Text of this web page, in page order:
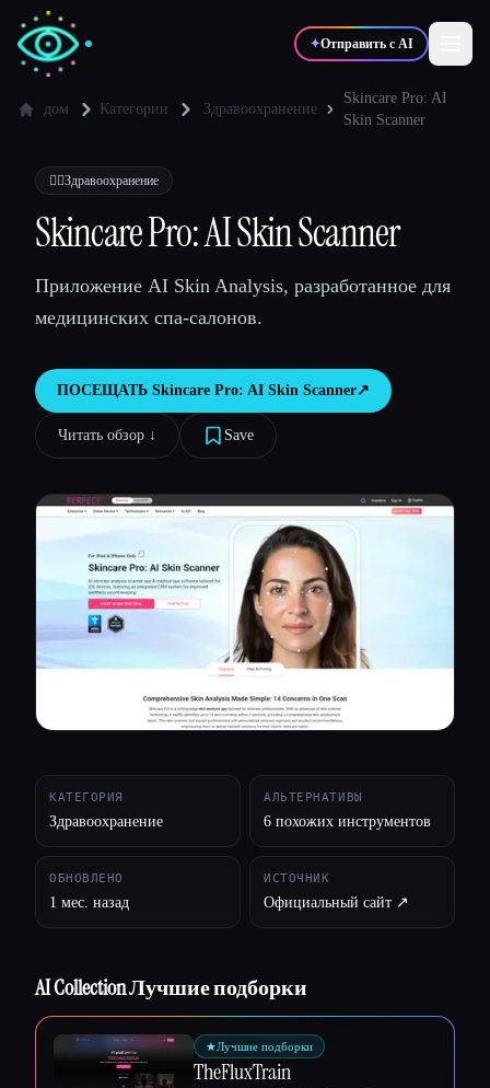
✦Отправить с AI
💻 Разработчики 📈 Маркетологи
🎓Студенты
Блог
Все категории
О нас
дом Категории Здравоохранение
Skincare Pro: AI
Skin Scanner
👩‍⚕️Здравоохранение
Skincare Pro: AI Skin Scanner
Приложение AI Skin Analysis, разработанное для
медицинских спа-салонов.
ПОСЕЩАТЬ Skincare Pro: AI Skin Scanner↗︎
Читать обзор ↓︎ Save
КАТЕГОРИЯ
Здравоохранение
АЛЬТЕРНАТИВЫ
6 похожих инструментов
ОБНОВЛЕНО
1 мес. назад
ИСТОЧНИК
Официальный сайт ↗︎
AI Collection Лучшие подборки
★Лучшие подборки
TheFluxTrain